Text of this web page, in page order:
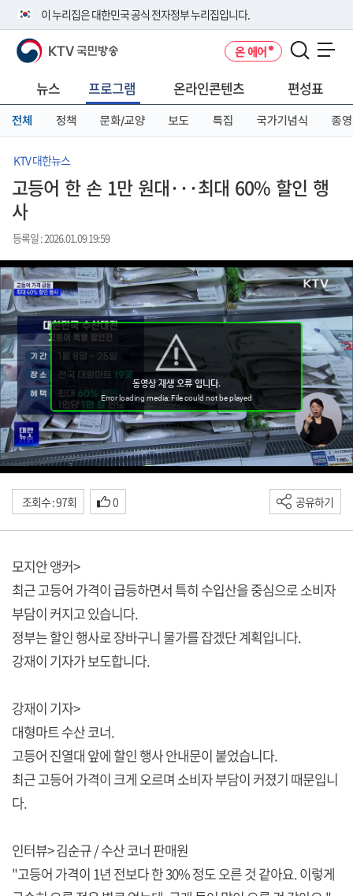
이 누리집은 대한민국 공식 전자정부 누리집입니다.
공식 누리집 주소 확인하기
니다.
이밖에 or.kr 또는 .kr등 다른 도메인 주소를 사용하고 있다면 아래 URL에
서 도메인 주소를 확인해 보세요
KTV 국민방송 온 에어
뉴스 프로그램 온라인콘텐츠 편성표
전체 정책 문화/교양 보도 특집 국가기념식 종영
KTV 대한뉴스
고등어 한 손 1만 원대···최대 60% 할인 행
사
등록일 : 2026.01.09 19:59
조회수 : 97회 0 공유하기
모지안 앵커>
최근 고등어 가격이 급등하면서 특히 수입산을 중심으로 소비자
부담이 커지고 있습니다.
정부는 할인 행사로 장바구니 물가를 잡겠단 계획입니다.
강재이 기자가 보도합니다.
강재이 기자>
대형마트 수산 코너.
고등어 진열대 앞에 할인 행사 안내문이 붙었습니다.
최근 고등어 가격이 크게 오르며 소비자 부담이 커졌기 때문입니
다.
인터뷰> 김순규 / 수산 코너 판매원
"고등어 가격이 1년 전보다 한 30% 정도 오른 것 같아요. 이렇게